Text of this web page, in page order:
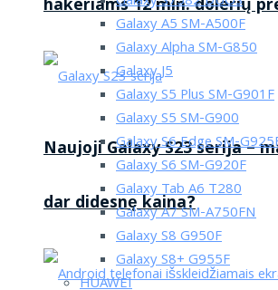
hakeriams 12 mln. dolerių
Naujoji Galaxy S23 serija –
dar didesnę kaina?
Galaxy A5 SM-A500F
Galaxy Alpha SM-G850
Galaxy J5
Galaxy S5 Plus SM-G901F
Galaxy S5 SM-G900
Galaxy S6 Edge SM-
Galaxy S6 SM-G920F
Galaxy Tab A6 T280
Galaxy A7 SM-A750FN
Galaxy S8 G950F
Galaxy S8+ G955F
HUAWEI